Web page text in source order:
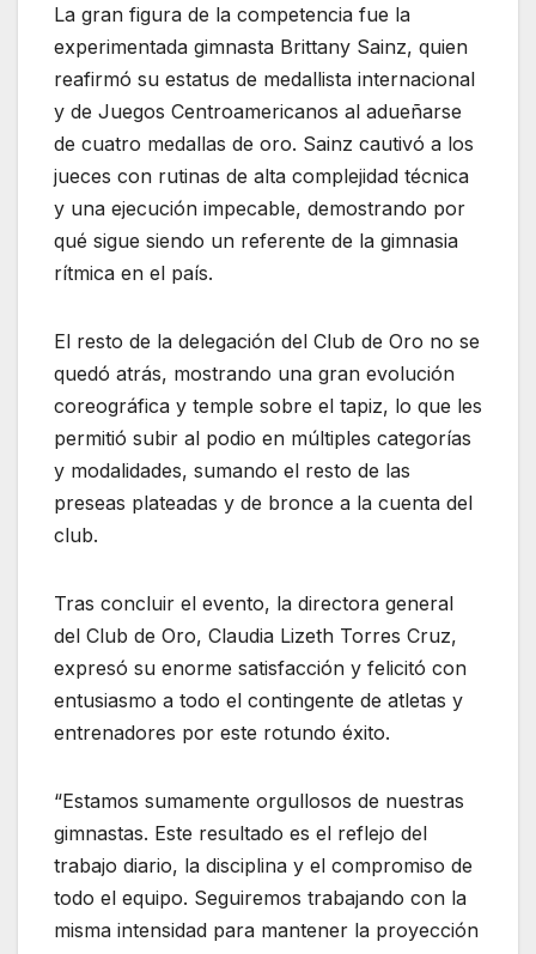
La gran figura de la competencia fue la
experimentada gimnasta Brittany Sainz, quien
reafirmó su estatus de medallista internacional
y de Juegos Centroamericanos al adueñarse
de cuatro medallas de oro. Sainz cautivó a los
jueces con rutinas de alta complejidad técnica
y una ejecución impecable, demostrando por
qué sigue siendo un referente de la gimnasia
rítmica en el país.
El resto de la delegación del Club de Oro no se
quedó atrás, mostrando una gran evolución
coreográfica y temple sobre el tapiz, lo que les
permitió subir al podio en múltiples categorías
y modalidades, sumando el resto de las
preseas plateadas y de bronce a la cuenta del
club.
Tras concluir el evento, la directora general
del Club de Oro, Claudia Lizeth Torres Cruz,
expresó su enorme satisfacción y felicitó con
entusiasmo a todo el contingente de atletas y
entrenadores por este rotundo éxito.
“Estamos sumamente orgullosos de nuestras
gimnastas. Este resultado es el reflejo del
trabajo diario, la disciplina y el compromiso de
todo el equipo. Seguiremos trabajando con la
misma intensidad para mantener la proyección